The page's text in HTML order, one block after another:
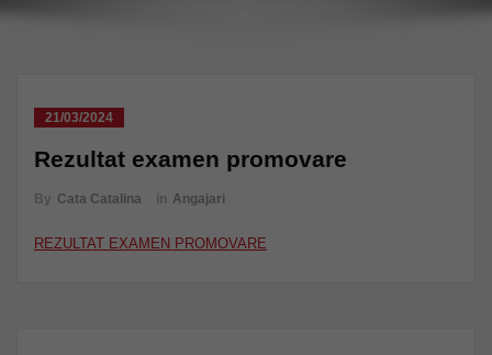
21/03/2024
Rezultat examen promovare
By Cata Catalina in Angajari
REZULTAT EXAMEN PROMOVARE